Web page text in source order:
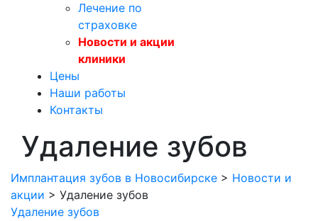
Лечение по
страховке
Новости и акции
клиники
Цены
Наши работы
Контакты
Удаление зубов
Имплантация зубов в Новосибирске > Новости и
акции > Удаление зубов
Удаление зубов